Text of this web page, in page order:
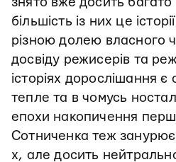
більшість із них це
різною долею власного
досвіду режисерів та
історіях дорослішання є
тепле та в чомусь
епохи накопичення
Сотниченка теж
х, але досить